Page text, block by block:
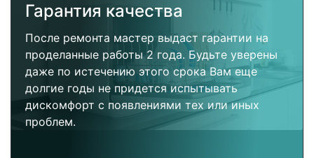
Гарантия качества
После ремонта мастер выдаст гарантии на
проделанные работы 2 года. Будьте уверены
даже по истечению этого срока Вам еще
долгие годы не придется испытывать
дискомфорт с появлениями тех или иных
проблем.